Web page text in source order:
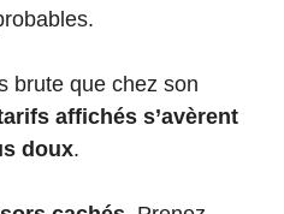
brute que chez son
affichés s’avèrent
doux.